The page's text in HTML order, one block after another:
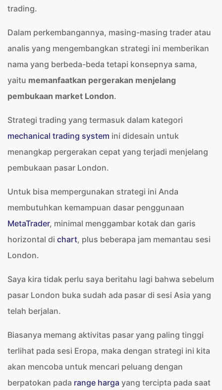
trading.
Dalam perkembangannya, masing-masing trader atau
analis yang mengembangkan strategi ini memberikan
nama yang berbeda-beda tetapi konsepnya sama,
yaitu memanfaatkan pergerakan menjelang
pembukaan market London.
Strategi trading yang termasuk dalam kategori
mechanical trading system ini didesain untuk
menangkap pergerakan cepat yang terjadi menjelang
pembukaan pasar London.
Untuk bisa mempergunakan strategi ini Anda
membutuhkan kemampuan dasar penggunaan
MetaTrader, minimal menggambar kotak dan garis
horizontal di chart, plus beberapa jam memantau sesi
London.
Saya kira tidak perlu saya beritahu lagi bahwa sebelum
pasar London buka sudah ada pasar di sesi Asia yang
telah berjalan.
Biasanya memang aktivitas pasar yang paling tinggi
terlihat pada sesi Eropa, maka dengan strategi ini kita
akan mencoba untuk mencari peluang dengan
berpatokan pada range harga yang tercipta pada saat